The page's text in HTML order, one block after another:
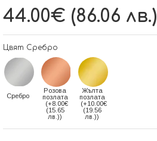
44.00€ (86.06 лв.)
Цвят Сребро
Сребро
Розова
позлата
(+8.00€
(15.65
лв.))
Жълта
позлата
(+10.00€
(19.56
лв.))